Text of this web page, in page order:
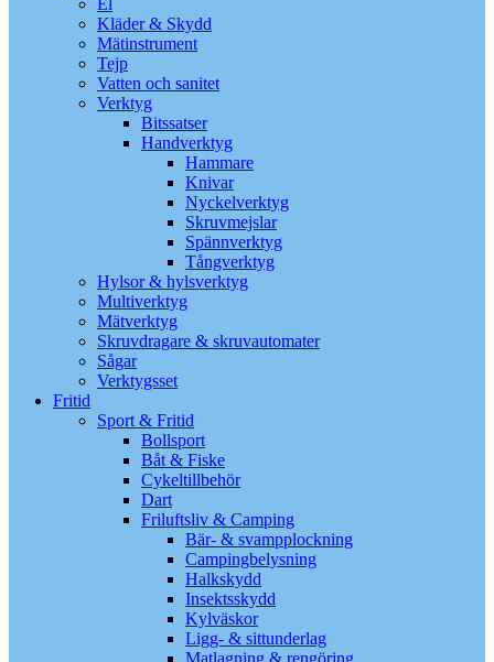
El
Kläder & Skydd
Mätinstrument
Tejp
Vatten och sanitet
Verktyg
Bitssatser
Handverktyg
Hammare
Knivar
Nyckelverktyg
Skruvmejslar
Spännverktyg
Tångverktyg
Hylsor & hylsverktyg
Multiverktyg
Mätverktyg
Skruvdragare & skruvautomater
Sågar
Verktygsset
Fritid
Sport & Fritid
Bollsport
Båt & Fiske
Cykeltillbehör
Dart
Friluftsliv & Camping
Bär- & svampplockning
Campingbelysning
Halkskydd
Insektsskydd
Kylväskor
Ligg- & sittunderlag
Matlagning & rengöring